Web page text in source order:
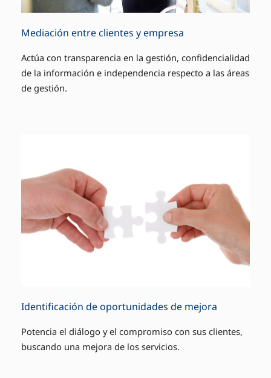
Mediación entre clientes y empresa
Actúa con transparencia en la gestión, confidencialidad
de la información e independencia respecto a las áreas
de gestión.
Identificación de oportunidades de mejora
Potencia el diálogo y el compromiso con sus clientes,
buscando una mejora de los servicios.